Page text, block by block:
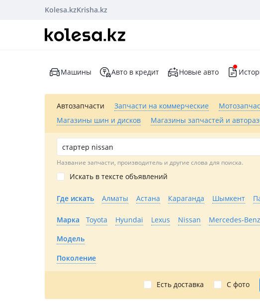
Kolesa.kzKrisha.kz
Машины Авто в кредит Новые авто
Автозапчасти Запчасти на коммерческие
Магазины шин и дисков
Магазины запчастей и
Название запчасти, производитель и другие слова для поиска.
Искать в тексте объявлений
Где искать Алматы Астана Караганда Шымкент
Марка Toyota Hyundai Lexus Nissan Mercedes-Benz
Модель
Поколение
Есть доставка С фото